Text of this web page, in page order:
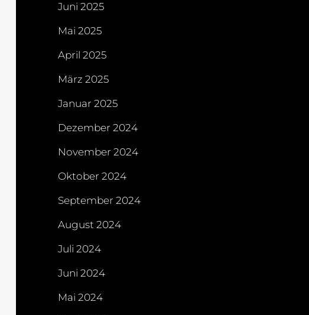
Juni 2025
Mai 2025
April 2025
März 2025
Januar 2025
Dezember 2024
November 2024
Oktober 2024
September 2024
August 2024
Juli 2024
Juni 2024
Mai 2024